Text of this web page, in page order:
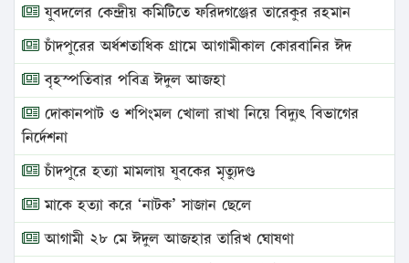
যুবদলের কেন্দ্রীয় কমিটিতে ফরিদগঞ্জের তারেকুর রহমান
চাঁদপুরের অর্ধশতাধিক গ্রামে আগামীকাল কোরবানির ঈদ
বৃহস্পতিবার পবিত্র ঈদুল আজহা
দোকানপাট ও শপিংমল খোলা রাখা নিয়ে বিদ্যুৎ বিভাগের
নির্দেশনা
চাঁদপুরে হত্যা মামলায় যুবকের মৃত্যুদণ্ড
মাকে হত্যা করে ‘নাটক’ সাজান ছেলে
আগামী ২৮ মে ঈদুল আজহার তারিখ ঘোষণা